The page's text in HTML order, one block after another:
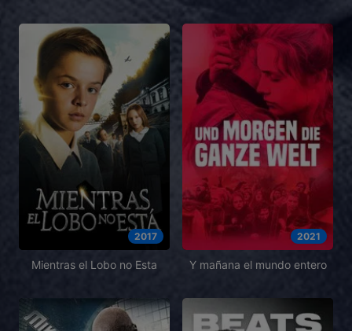
2017
Mientras el Lobo no Esta
2021
Y mañana el mundo entero